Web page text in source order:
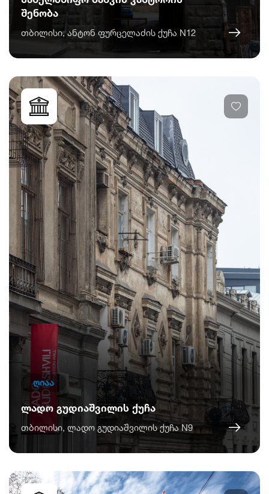
შენობა
თბილისი, ანტონ ფურცელაძის ქუჩა N12
ღიაა
ლადო გუდიაშვილის ქუჩა
თბილისი, ლადო გუდიაშვილის ქუჩა N9